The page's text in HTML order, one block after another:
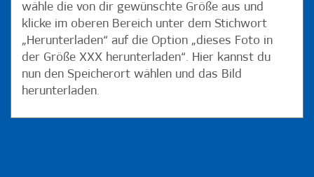
wähle die von dir gewünschte Größe aus und
klicke im oberen Bereich unter dem Stichwort
„Herunterladen“ auf die Option „dieses Foto in
der Größe XXX herunterladen“. Hier kannst du
nun den Speicherort wählen und das Bild
herunterladen.